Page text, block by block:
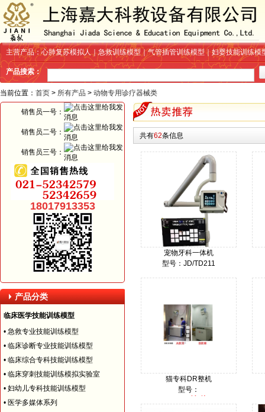
主营产品：心肺复苏模拟人｜急救训练模型｜气管插管训练模型｜妇婴技能训练模
产品搜索：
当前位置： 首页 > 所有产品 > 动物专用诊疗器械类
共有62条信息
宠物牙科一体机
型号：JD/TD211
猫专科DR整机
型号：
销售员一号：
销售员二号：
销售员三号：
18017913353
产品分类
临床医学技能训练模型
• 急救专业技能训练模型
• 临床诊断专业技能训练模型
• 临床综合专科技能训练模型
• 临床穿刺技能训练模拟实验室
• 妇幼儿专科技能训练模型
• 医学多媒体系列